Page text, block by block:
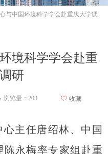
境科学学会赴重
研
与中国环境科学学会赴重庆大学调
主任唐绍林、中国
永梅率专家组赴重
浏览量： 203 ꄀ 收藏